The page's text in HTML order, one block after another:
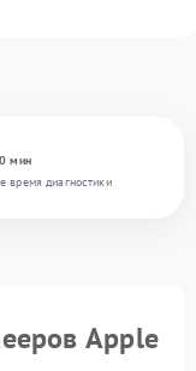
мин
время диагностики
Apple